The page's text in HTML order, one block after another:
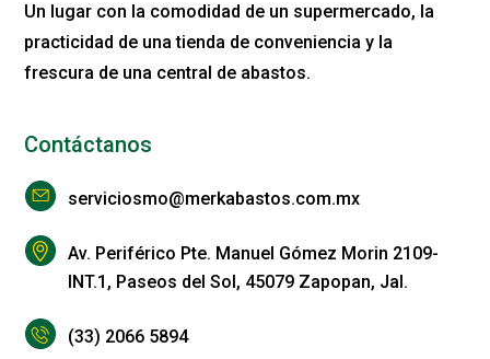
Un lugar con la comodidad de un supermercado, la
practicidad de una tienda de conveniencia y la
frescura de una central de abastos.
Contáctanos
serviciosmo@merkabastos.com.mx
Av. Periférico Pte. Manuel Gómez Morin 2109-
INT.1, Paseos del Sol, 45079 Zapopan, Jal.
(33) 2066 5894